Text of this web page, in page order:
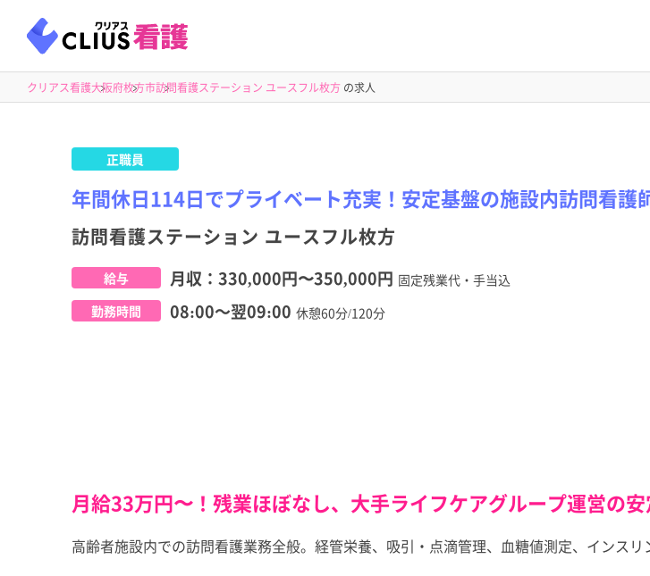
クリアス看護大阪府枚方市訪問看護ステーション ユースフル枚方 の求人
正職員
年間休日114日でプライベート充実！安定基盤の施設内訪問看護
訪問看護ステーション ユースフル枚方
給与 月収： 330,000円〜350,000円 固定残業代・手当込
勤務時間
08:00～翌09:00 休憩60分/120分
月給33万円〜！残業ほぼなし、大手ライフケアグループ運営の安
高齢者施設内での訪問看護業務全般。経管栄養、吸引・点滴管理、血糖値測定、インス